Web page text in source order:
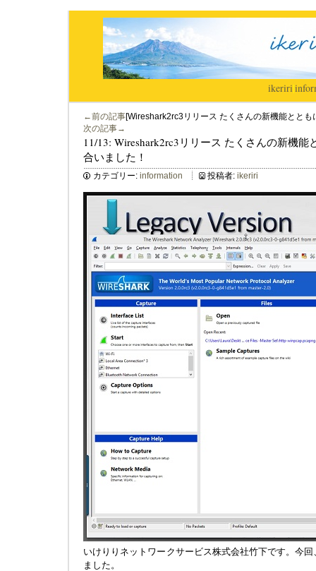
ikeriri|
←前の記事[Wireshark2rc3リリース たくさんの新機能とと
次の記事→
11/13: Wireshark2rc3リリース たくさんの新機
合いました！
カテゴリー: information 投稿者: ikeriri
いけりりネットワークサービス株式会社竹下です。今
ました。